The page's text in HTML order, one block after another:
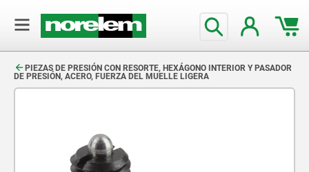
PIEZAS DE PRESIÓN CON RESORTE, HEXÁGONO INTERIOR Y PASADOR
DE PRESIÓN, ACERO, FUERZA DEL MUELLE LIGERA